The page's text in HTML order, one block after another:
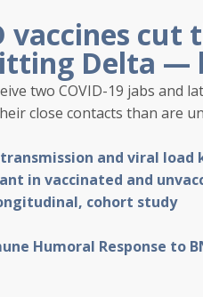
vaccines cut
Delta —
two COVID-19 jabs and
close contacts than are
and viral load
in vaccinated and
cohort study
Humoral Response to